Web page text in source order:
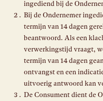
ingediend bij de
Bij de Ondernemer
termijn van 14 dagen
beantwoord. Als een
verwerkingstijd vraagt,
termijn van 14 dagen
ontvangst en een
uitvoerig antwoord kan
De Consument dient de